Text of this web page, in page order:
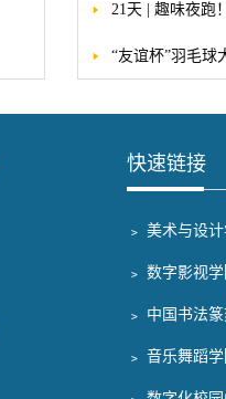
21天 | 趣味夜跑！
“友谊杯”羽毛球
快速链接
﹥ 美术与设
﹥ 数字影视
﹥ 中国书法
﹥ 音乐舞蹈